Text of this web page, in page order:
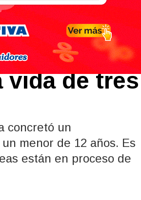
desde el
vida de tres
concretó un
menor de 12 años. Es
están en proceso de